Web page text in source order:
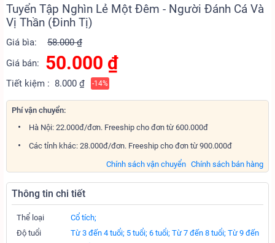
Tuyển Tập Nghìn Lẻ Một Đêm - Người Đánh Cá Và
Vị Thần (Đinh Tị)
Giá bìa:
58.000 ₫
Giá bán:
50.000 ₫
Tiết kiệm : 8.000 ₫ -14%
Phí vận chuyển:
Hà Nội: 22.000đ/đơn. Freeship cho đơn từ 600.000đ
Các tỉnh khác: 28.000đ/đơn. Freeship cho đơn từ 900.000đ
Chính sách bán hàng
Chính sách vận chuyển
Thông tin chi tiết
Thể loại
Cổ tích;
Độ tuổi
Từ 3 đến 4 tuổi; 5 tuổi; 6 tuổi; Từ 7 đến 8 tuổi; Từ 9 đến